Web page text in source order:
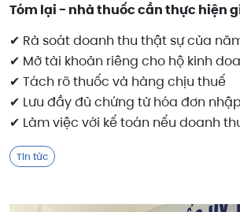
Tóm lại - nhà thuốc cần thực hiện
✔ Rà soát doanh thu thật sự của
✔ Mở tài khoản riêng cho hộ kinh
✔ Tách rõ thuốc và hàng chịu thuế
✔ Lưu đầy đủ chứng từ hóa đơn
✔ Làm việc với kế toán nếu doanh
Tin tức